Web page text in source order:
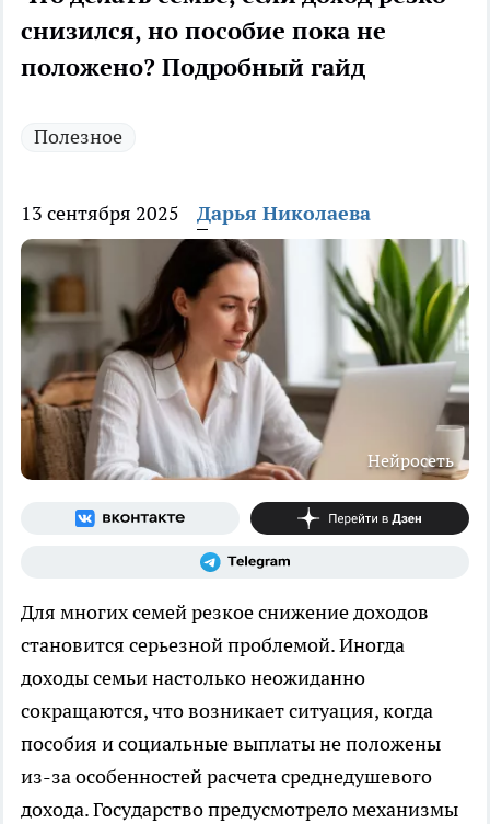
снизился, но пособие пока не
положено? Подробный гайд
Полезное
13 сентября 2025 Дарья Николаева
Нейросеть
Для многих семей резкое снижение доходов
становится серьезной проблемой. Иногда
доходы семьи настолько неожиданно
сокращаются, что возникает ситуация, когда
пособия и социальные выплаты не положены
из-за особенностей расчета среднедушевого
дохода. Государство предусмотрело механизмы